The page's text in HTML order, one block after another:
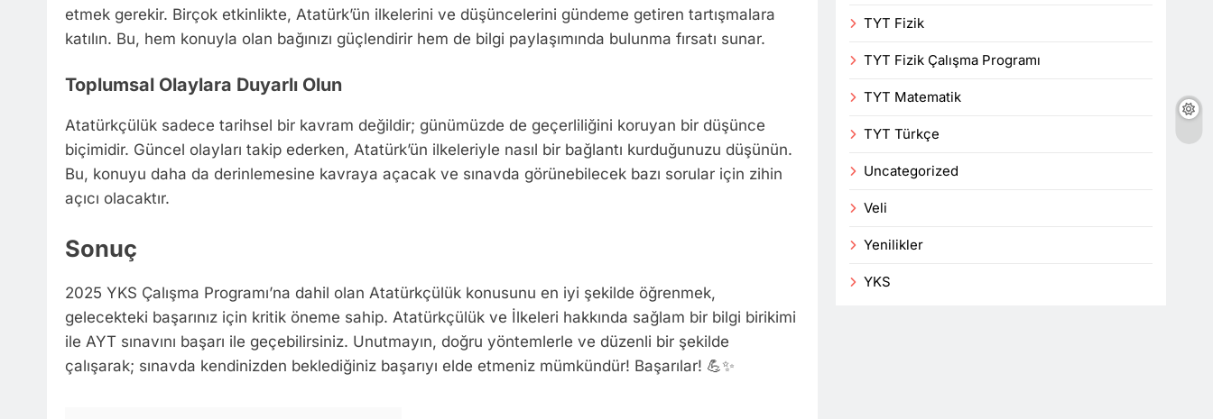
etmek gerekir. Birçok etkinlikte, Atatürk’ün ilkelerini ve düşüncelerini gündeme getiren tartışmalara
katılın. Bu, hem konuyla olan bağınızı güçlendirir hem de bilgi paylaşımında bulunma fırsatı sunar.
Toplumsal Olaylara Duyarlı Olun
Atatürkçülük sadece tarihsel bir kavram değildir; günümüzde de geçerliliğini koruyan bir düşünce
biçimidir. Güncel olayları takip ederken, Atatürk’ün ilkeleriyle nasıl bir bağlantı kurduğunuzu düşünün.
Bu, konuyu daha da derinlemesine kavraya açacak ve sınavda görünebilecek bazı sorular için zihin
açıcı olacaktır.
Sonuç
2025 YKS Çalışma Programı’na dahil olan Atatürkçülük konusunu en iyi şekilde öğrenmek,
gelecekteki başarınız için kritik öneme sahip. Atatürkçülük ve İlkeleri hakkında sağlam bir bilgi birikimi
ile AYT sınavını başarı ile geçebilirsiniz. Unutmayın, doğru yöntemlerle ve düzenli bir şekilde
çalışarak; sınavda kendinizden beklediğiniz başarıyı elde etmeniz mümkündür! Başarılar! 💪✨
TYT Fizik
TYT Fizik Çalışma Programı
TYT Matematik
TYT Türkçe
Uncategorized
Veli
Yenilikler
YKS